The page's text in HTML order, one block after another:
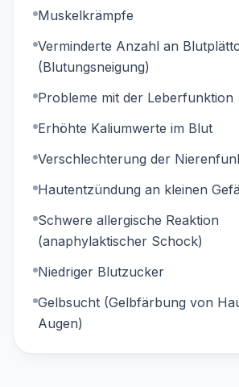
Muskelkrämpfe
Verminderte Anzahl an
(Blutungsneigung)
Probleme mit der Leberfunktion
Erhöhte Kaliumwerte im Blut
Verschlechterung der
Hautentzündung an kleinen
Schwere allergische Reaktion
(anaphylaktischer Schock)
Niedriger Blutzucker
Gelbsucht (Gelbfärbung von
Augen)